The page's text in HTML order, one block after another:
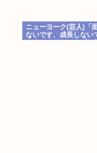
ニューヨーク(芸人)「
ないです、成長しない